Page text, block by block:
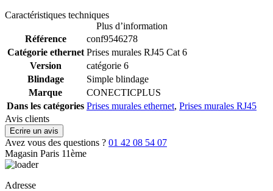
Caractéristiques techniques
Plus d’information
Référence
conf9546278
Catégorie ethernet Prises murales RJ45 Cat 6
Version
catégorie 6
Blindage
Simple blindage
Marque
CONECTICPLUS
Dans les catégories Prises murales ethernet, Prises murales RJ45
Avis clients
Ecrire un avis
Avez vous des questions ? 01 42 08 54 07
Magasin Paris 11ème
Adresse